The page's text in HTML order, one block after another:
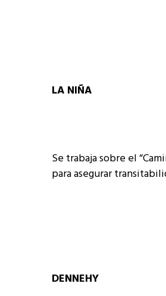
LA NIÑA
Se trabaja sobre el
para asegurar
DENNEHY